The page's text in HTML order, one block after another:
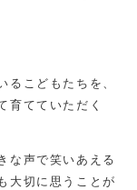
るこどもたちを、
育てていただく
な声で笑いあえる
大切に思うことが